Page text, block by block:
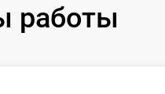
работы